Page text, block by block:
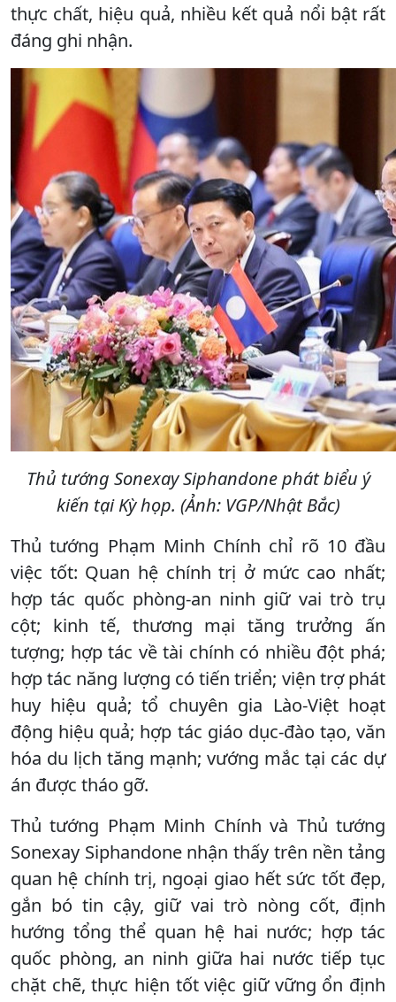
thực chất, hiệu quả, nhiều kết quả nổi bật rất
đáng ghi nhận.
Thủ tướng Sonexay Siphandone phát biểu ý
kiến tại Kỳ họp. (Ảnh: VGP/Nhật Bắc)
Thủ tướng Phạm Minh Chính chỉ rõ 10 đầu
việc tốt: Quan hệ chính trị ở mức cao nhất;
hợp tác quốc phòng-an ninh giữ vai trò trụ
cột; kinh tế, thương mại tăng trưởng ấn
tượng; hợp tác về tài chính có nhiều đột phá;
hợp tác năng lượng có tiến triển; viện trợ phát
huy hiệu quả; tổ chuyên gia Lào-Việt hoạt
động hiệu quả; hợp tác giáo dục-đào tạo, văn
hóa du lịch tăng mạnh; vướng mắc tại các dự
án được tháo gỡ.
Thủ tướng Phạm Minh Chính và Thủ tướng
Sonexay Siphandone nhận thấy trên nền tảng
quan hệ chính trị, ngoại giao hết sức tốt đẹp,
gắn bó tin cậy, giữ vai trò nòng cốt, định
hướng tổng thể quan hệ hai nước; hợp tác
quốc phòng, an ninh giữa hai nước tiếp tục
chặt chẽ, thực hiện tốt việc giữ vững ổn định